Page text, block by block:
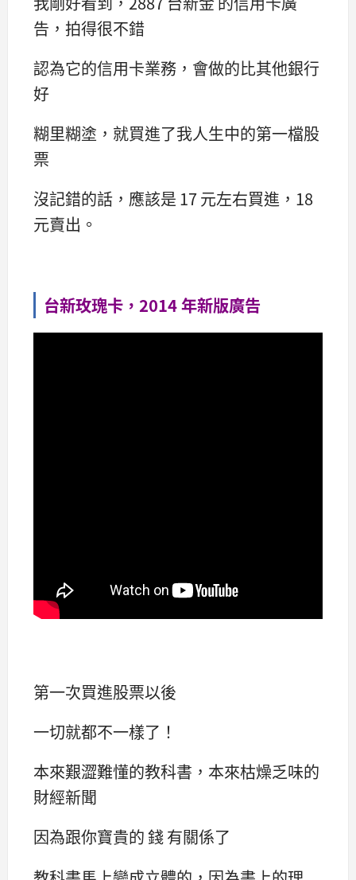
告，拍得很不錯
認為它的信用卡業務，會做的比其他銀行
好
糊里糊塗，就買進了我人生中的第一檔股
票
沒記錯的話，應該是 17 元左右買進，18
元賣出。
台新玫瑰卡，2014 年新版廣告
第一次買進股票以後
一切就都不一樣了！
本來艱澀難懂的教科書，本來枯燥乏味的
財經新聞
因為跟你寶貴的 錢 有關係了